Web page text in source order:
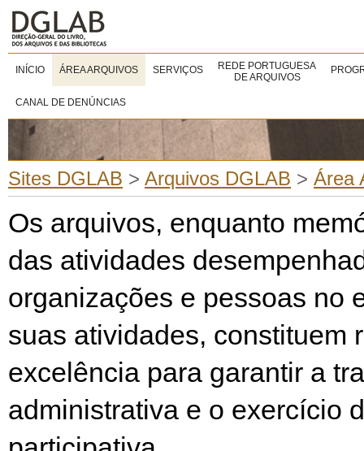
INÍCIO ÁREA ARQUIVOS SERVIÇOS
REDE PORTUGUESA
DE ARQUIVOS
CANAL DE DENÚNCIAS
Sites DGLAB > Arquivos DGLAB > Área
Os arquivos, enquanto
das atividades
organizações e pessoas no
suas atividades, constituem
excelência para garantir a
administrativa e o exercício